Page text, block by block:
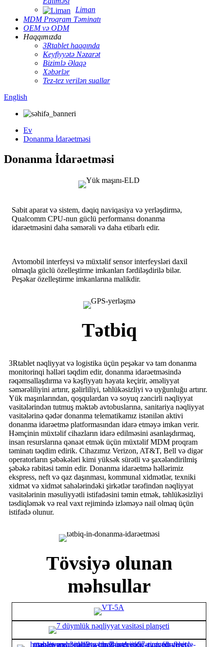
Liman
MDM Proqram Təminatı
OEM və ODM
Haqqımızda
3Rtablet haqqında
Keyfiyyətə Nəzarət
Bizimlə Əlaqə
Xəbərlər
Tez-tez verilən suallar
English
Ev
Donanma İdarəetməsi
Donanma İdarəetməsi
Sabit aparat və sistem, dəqiq naviqasiya və yerləşdirmə,
Qualcomm CPU-nun güclü performansı donanma
idarəetməsini daha səmərəli və daha etibarlı edir.
Avtomobil interfeysi və müxtəlif sensor interfeysləri daxil
olmaqla güclü özelleştirme imkanları fərdiləşdirilə bilər.
Peşəkar özelleştirme imkanlarına malikdir.
Tətbiq
3Rtablet nəqliyyat və logistika üçün peşəkar və tam donanma
monitorinqi həlləri təqdim edir, donanma idarəetməsində
rəqəmsallaşdırma və kəşfiyyatı həyata keçirir, əməliyyat
səmərəliliyini artırır, gəlirliliyi, təhlükəsizliyi və uyğunluğu artırır.
Yük maşınlarından, qoşqulardan və soyuq zəncirli nəqliyyat
vasitələrindən tutmuş məktəb avtobuslarına, sanitariya nəqliyyat
vasitələrinə qədər donanma telematikamız istənilən aktivi
donanma idarəetmə platformasından idarə etməyə imkan verir.
Həmçinin müxtəlif cihazların idarə edilməsini asanlaşdırmaq,
insan resurslarına qənaət etmək üçün müxtəlif MDM proqram
təminatı təqdim edirik. Cihazımız Verizon, AT&T, Bell və digər
operatorların şəbəkələri kimi yüksək sürətli və şaxələndirilmiş
şəbəkə rabitəsi təmin edir. Donanma idarəetmə həllərimiz
ekspress, neft və qaz daşınması, kommunal xidmətlər, texniki
xidmət və xidmət sahələrindəki şirkətlər tərəfindən nəqliyyat
vasitələrinin məsuliyyətli istifadəsini təmin etmək, təhlükəsizliyi
təsdiqləmək və real vaxt rejimində izləməyə nail olmaq üçün
istifadə olunur.
Tövsiyə olunan
məhsullar